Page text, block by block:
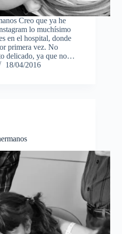
Creo que ya he
lo muchísimo
en el hospital, donde
primera vez. No
delicado, ya que no…
18/04/2016